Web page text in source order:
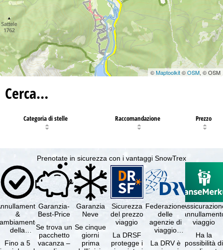
©Maptoolkit©OSM, © OSM
Cerca…
Categoria di stelle Raccomandazione Prezzo
Prenotate in sicurezza con i vantaggi SnowTrex
&
della
gratuiti
Fino a 5
Garanzia-
Best-Price
Se trova un
pacchetto
vacanza –
Garanzia
Neve
Se cinque
giorni
prima
Sicurezza
del prezzo
viaggio
La DRSF
protegge i
Federazione
delle
agenzie di
viaggio
La DRV è
viaggio
Ha la
possibilità di